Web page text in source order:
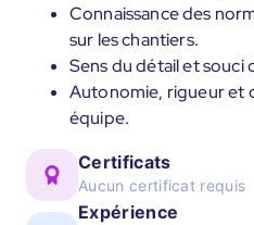
Connaissance des
sur les chantiers.
Sens du détail et souci
Autonomie, rigueur et
équipe.
Certificats
Aucun certificat requis
Expérience